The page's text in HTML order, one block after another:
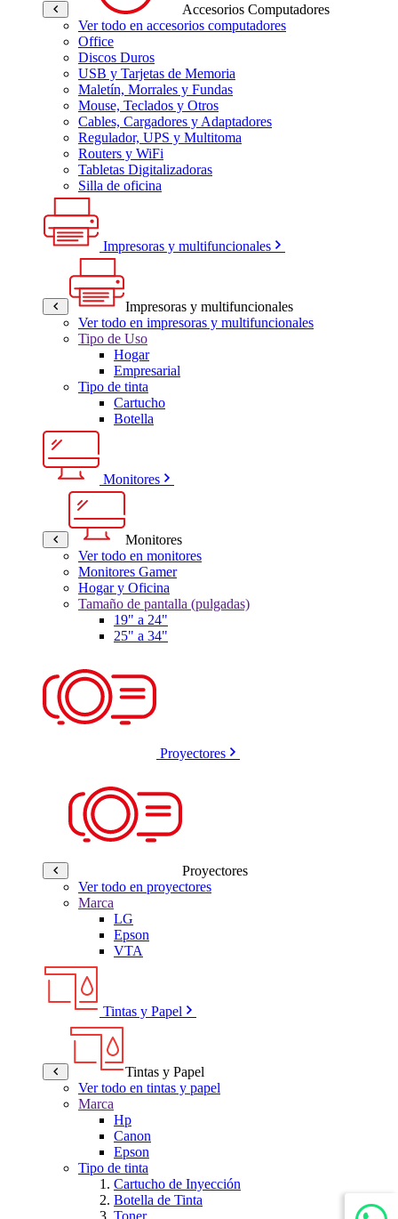
Accesorios Computadores
Ver todo en accesorios computadores
Office
Discos Duros
USB y Tarjetas de Memoria
Maletín, Morrales y Fundas
Mouse, Teclados y Otros
Cables, Cargadores y Adaptadores
Regulador, UPS y Multitoma
Routers y WiFi
Tabletas Digitalizadoras
Silla de oficina
Impresoras y multifuncionales
Impresoras y multifuncionales
Ver todo en impresoras y multifuncionales
Tipo de Uso
Hogar
Empresarial
Tipo de tinta
Cartucho
Botella
Monitores
Monitores
Ver todo en monitores
Monitores Gamer
Hogar y Oficina
Tamaño de pantalla (pulgadas)
19" a 24"
25" a 34"
Proyectores
Proyectores
Ver todo en proyectores
Marca
LG
Epson
VTA
Tintas y Papel
Tintas y Papel
Ver todo en tintas y papel
Marca
Hp
Canon
Epson
Tipo de tinta
Cartucho de Inyección
Botella de Tinta
Toner